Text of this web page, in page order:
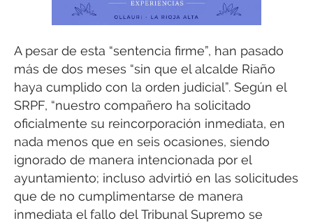
A pesar de esta “sentencia firme”, han pasado
más de dos meses “sin que el alcalde Riaño
haya cumplido con la orden judicial”. Según el
SRPF, “nuestro compañero ha solicitado
oficialmente su reincorporación inmediata, en
nada menos que en seis ocasiones, siendo
ignorado de manera intencionada por el
ayuntamiento; incluso advirtió en las solicitudes
que de no cumplimentarse de manera
inmediata el fallo del Tribunal Supremo se